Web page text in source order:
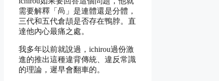
需要解釋「咼」是連體還是分體，
三代和五代倉頡是否存在鴨脖。直
達他內心最痛之處。
我多年以前就說過，ichirou過份激
進的推出這種違背傳統、違反常識
的理論，遲早會翻車的。